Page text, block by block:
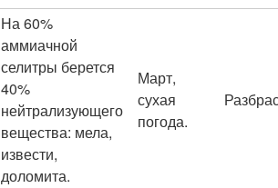
На 60%
аммиачной
селитры берется
40%
нейтрализующего
вещества: мела,
извести,
доломита.
Март,
сухая
погода.